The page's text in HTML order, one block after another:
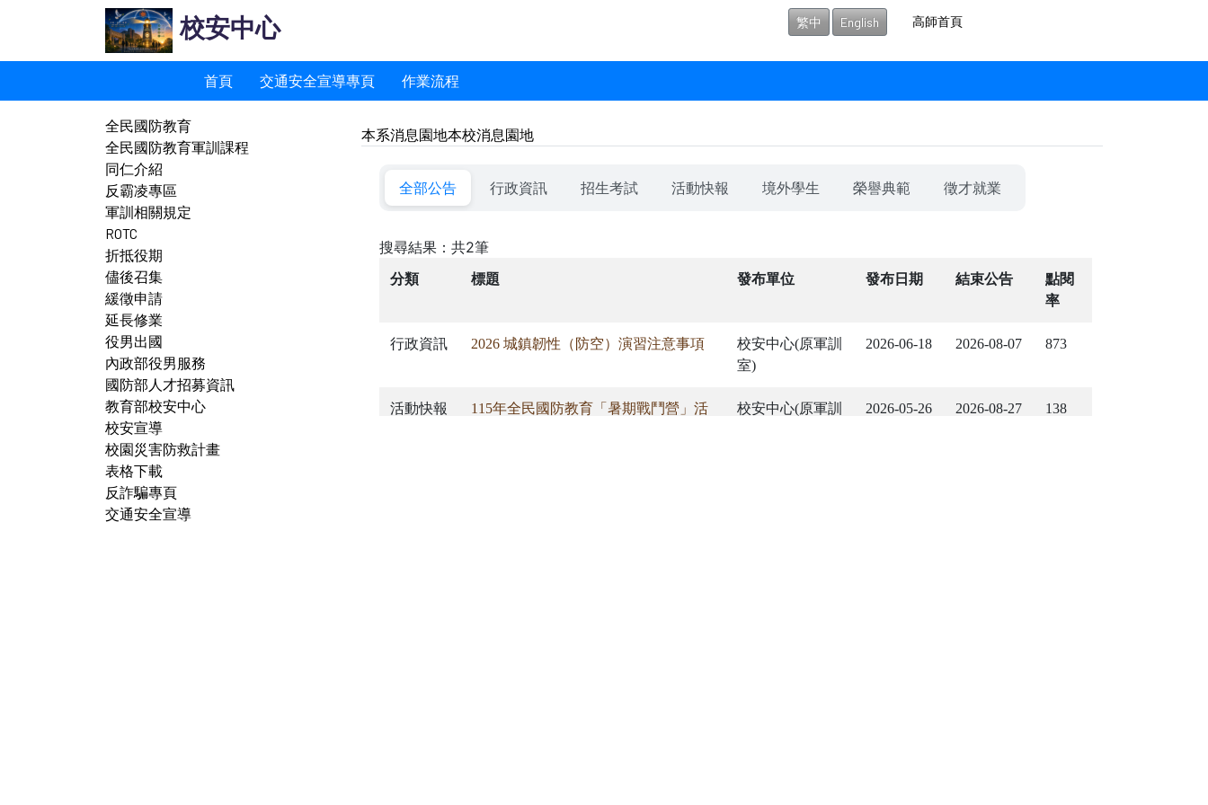
校安中心 繁中 English 高師首頁
首頁 交通安全宣導專頁 作業流程
全民國防教育
全民國防教育軍訓課程
同仁介紹
反霸凌專區
軍訓相關規定
ROTC
折抵役期
儘後召集
緩徵申請
延長修業
役男出國
內政部役男服務
國防部人才招募資訊
教育部校安中心
校安宣導
校園災害防救計畫
表格下載
反詐騙專頁
交通安全宣導
本系消息園地本校消息園地